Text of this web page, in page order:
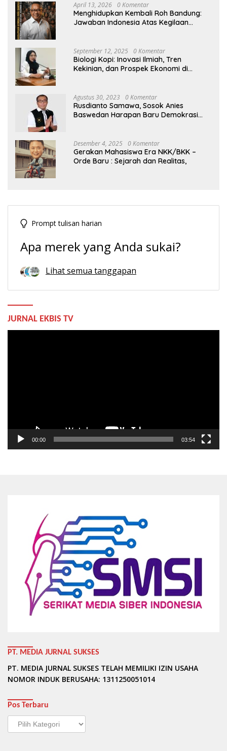
April 13, 2026 0 Komentar
Menghidupkan Kembali Roh Bandung:
Jawaban Indonesia Atas Kegilaan
September 12, 2025 0 Komentar
Biologi Kopi: Inovasi Ilmiah, Tren
Kekinian, dan Prospek Ekonomi di
Agustus 30, 2023 0 Komentar
Rusdianto Samawa, Sosok Anies
Baswedan Harapan Baru Demokrasi
Desember 4, 2025 0 Komentar
Gerakan Mahasiswa Era NKK/BKK –
Orde Baru : Sejarah dan Realitas,
Prompt tulisan harian
Apa merek yang Anda sukai?
Lihat semua tanggapan
JURNAL EKBIS TV
00:00 03:54
PT. MEDIA JURNAL SUKSES
PT. MEDIA JURNAL SUKSES TELAH MEMILIKI IZIN USAHA
NOMOR INDUK BERUSAHA: 1311250051014
Pos Terbaru
Pos
Terbaru